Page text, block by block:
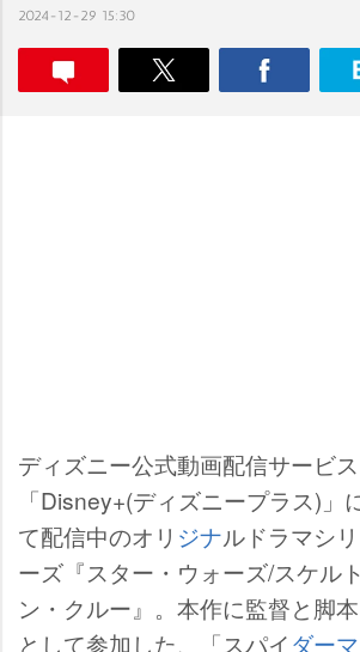
2024-12-29 15:30
ディズニー公式動画配信サービス
「Disney+(ディズニープラス)」
て配信中のオリ ジナルドラマシリ
ーズ『スター・ウォーズ/スケルト
ン・クルー』。本作に監督と脚本
として参加した、「スパイダーマ